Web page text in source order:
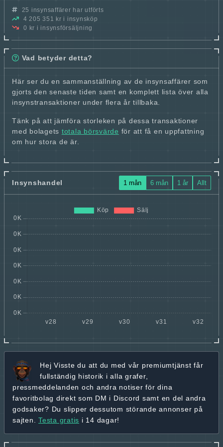
25 insynsaffärer har utförts
4 205 351 kr i insynsköp
0 kr i insynsförsäljning
Vad betyder detta?
Här ser du en sammanställning av de insynsaffärer som
gjorts den senaste tiden samt en komplett lista över alla
insynstransaktioner under flera år tillbaka.
Tänk på att jämföra storleken på dessa transaktioner
med bolagets totala börsvärde för att få en uppfattning
om hur stora de är.
Insynshandel 1 mån 6 mån 1 år Allt
Hej Visste du att du med vår premiumtjänst får
fullständig historik i alla grafer,
pressmeddelanden och andra notiser för dina
favoritbolag direkt som DM i Discord samt en del andra
godsaker? Du slipper dessutom störande annonser på
sajten. Testa gratis i 14 dagar!